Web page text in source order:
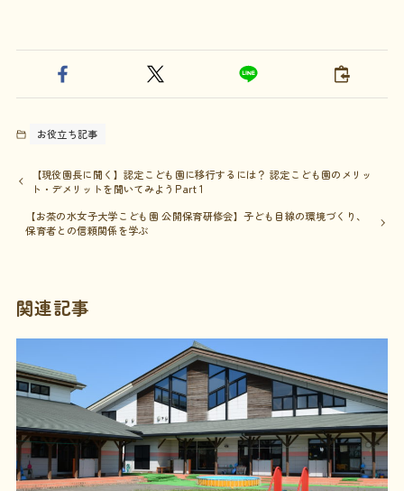
お役立ち記事
【現役園長に聞く】認定こども園に移行するには？ 認定こども園のメリッ
ト・デメリットを聞いてみようPart 1
【お茶の水女子大学こども園 公開保育研修会】子ども目線の環境づくり、
保育者との信頼関係を学ぶ
関連記事